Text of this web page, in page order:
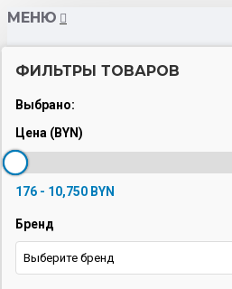
МЕНЮ
Вытяжки
Кондиционеры
Кофемашины
ФИЛЬТРЫ ТОВАРОВ
Выбрано:
Цена (BYN)
176 - 10,750 BYN
Бренд
Выберите бренд